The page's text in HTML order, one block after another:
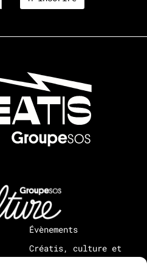
Évènements
Créatis, culture et
médias : à propos